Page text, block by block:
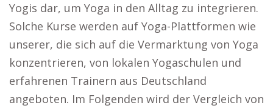
Yogis dar, um Yoga in den Alltag zu integrieren.
Solche Kurse werden auf Yoga-Plattformen wie
unserer, die sich auf die Vermarktung von Yoga
konzentrieren, von lokalen Yogaschulen und
erfahrenen Trainern aus Deutschland
angeboten. Im Folgenden wird der Vergleich von